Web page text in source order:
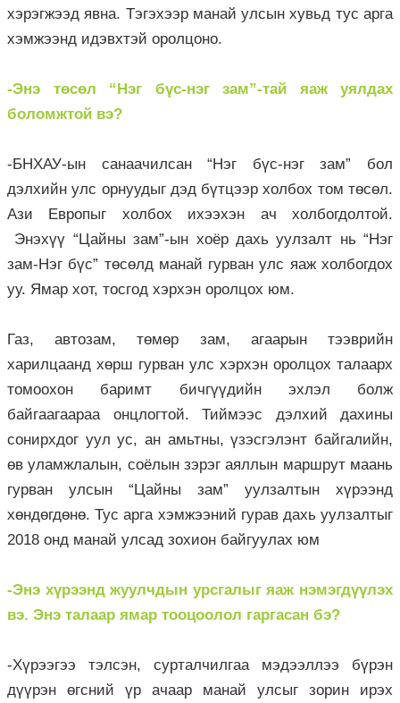
хэрэгжээд явна. Тэгэхээр манай улсын хувьд тус арга
хэмжээнд идэвхтэй оролцоно.
-Энэ төсөл “Нэг бүс-нэг зам”-тай яаж уялдах
боломжтой вэ?
-БНХАУ-ын санаачилсан “Нэг бүс-нэг зам” бол
дэлхийн улс орнуудыг дэд бүтцээр холбох том төсөл.
Ази Европыг холбох ихээхэн ач холбогдолтой.
Энэхүү “Цайны зам”-ын хоёр дахь уулзалт нь “Нэг
зам-Нэг бүс” төсөлд манай гурван улс яаж холбогдох
уу. Ямар хот, тосгод хэрхэн оролцох юм.
Газ, автозам, төмөр зам, агаарын тээврийн
харилцаанд хөрш гурван улс хэрхэн оролцох талаарх
томоохон баримт бичгүүдийн эхлэл болж
байгаагаараа онцлогтой. Тиймээс дэлхий дахины
сонирхдог уул ус, ан амьтны, үзэсгэлэнт байгалийн,
өв уламжлалын, соёлын зэрэг аяллын маршрут маань
гурван улсын “Цайны зам” уулзалтын хүрээнд
хөндөгдөнө. Тус арга хэмжээний гурав дахь уулзалтыг
2018 онд манай улсад зохион байгуулах юм
-Энэ хүрээнд жуулчдын урсгалыг яаж нэмэгдүүлэх
вэ. Энэ талаар ямар тооцоолол гаргасан бэ?
-Хүрээгээ тэлсэн, сурталчилгаа мэдээллээ бүрэн
дүүрэн өгсний үр ачаар манай улсыг зорин ирэх